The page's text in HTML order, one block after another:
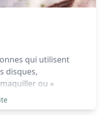
qui utilisent
disques,
ou «
utiliser environ six
à 180 par mois, et